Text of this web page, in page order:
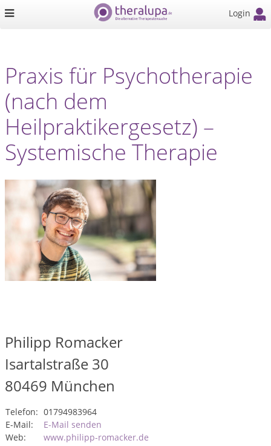
Login
Praxis für Psychotherapie
(nach dem
Heilpraktikergesetz) –
Systemische Therapie
Philipp Romacker
Isartalstraße 30
80469 München
Telefon: 01794983964
E-Mail:
E-Mail senden
Web:
www.philipp-romacker.de